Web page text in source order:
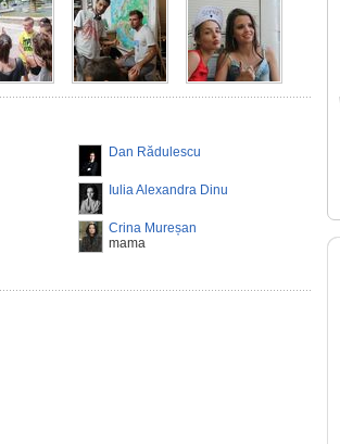
Dan Rădulescu
Iulia Alexandra Dinu
Crina Mureșan
mama